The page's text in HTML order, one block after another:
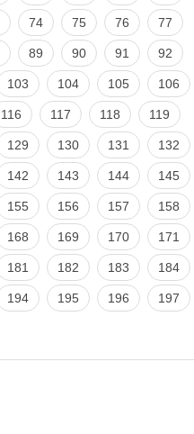
74 75 76 77
89 90 91 92
103 104 105 106
116 117 118 119
129 130 131 132
142 143 144 145
155 156 157 158
168 169 170 171
181 182 183 184
194 195 196 197